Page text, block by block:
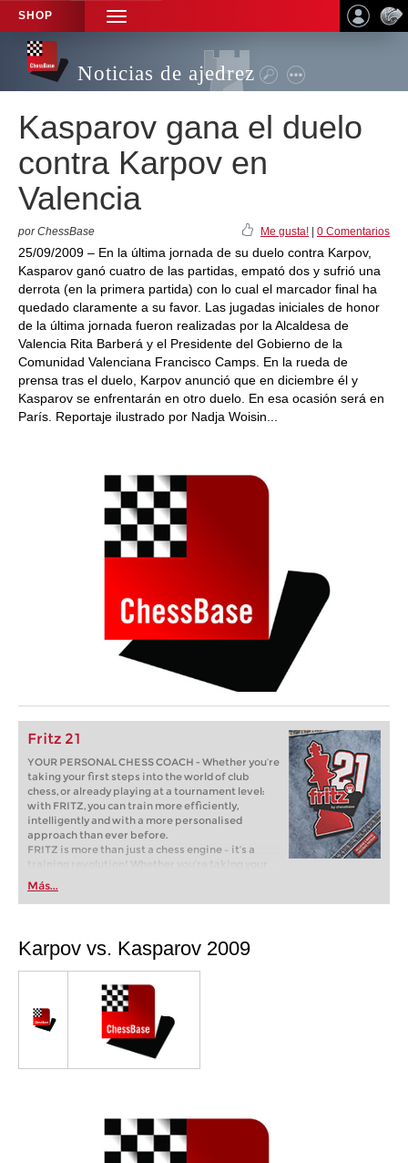
SHOP
TOGGLE
NAVIGATION
Noticias de ajedrez
Kasparov gana el duelo
contra Karpov en
Valencia
por ChessBase Me gusta! 0 Comentarios
25/09/2009 – En la última jornada de su duelo contra Karpov,
Kasparov ganó cuatro de las partidas, empató dos y sufrió una
derrota (en la primera partida) con lo cual el marcador final ha
quedado claramente a su favor. Las jugadas iniciales de honor
de la última jornada fueron realizadas por la Alcaldesa de
Valencia Rita Barberá y el Presidente del Gobierno de la
Comunidad Valenciana Francisco Camps. En la rueda de
prensa tras el duelo, Karpov anunció que en diciembre él y
Kasparov se enfrentarán en otro duelo. En esa ocasión será en
París. Reportaje ilustrado por Nadja Woisin...
Fritz 21
YOUR PERSONAL CHESS COACH - Whether you’re
taking your first steps into the world of club
chess, or already playing at a tournament level:
with FRITZ, you can train more efficiently,
intelligently and with a more personalised
approach than ever before.
FRITZ is more than just a chess engine – it’s a
training revolution! Whether you’re taking your
first steps into the world of club chess, or already
playing at a tournament level: with FRITZ, you can
train more efficiently, intelligently and with a
Más...
Karpov vs. Kasparov 2009